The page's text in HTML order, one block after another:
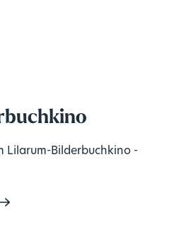
Lilarum-Bilderbuchkino -